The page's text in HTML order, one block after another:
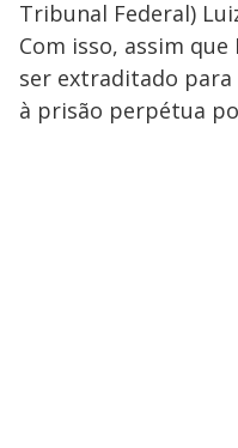
Tribunal Federal)
Com isso, assim
ser extraditado para
à prisão perpétua